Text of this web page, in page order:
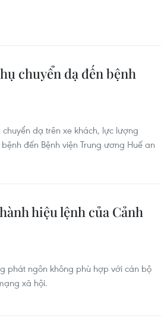
chuyển dạ đến bệnh
dạ trên xe khách, lực lượng
đến Bệnh viện Trung ương Huế an
hiệu lệnh của Cảnh
phát ngôn không phù hợp với cán bộ
xã hội.